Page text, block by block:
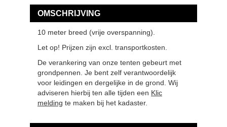
OMSCHRIJVING
10 meter breed (vrije overspanning).
Let op! Prijzen zijn excl. transportkosten.
De verankering van onze tenten gebeurt met
grondpennen. Je bent zelf verantwoordelijk
voor leidingen en dergelijke in de grond. Wij
adviseren hierbij ten alle tijden een Klic
melding te maken bij het kadaster.